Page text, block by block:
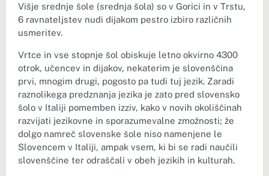
Višje srednje šole (srednja šola) so v Gorici in v Trstu,
6 ravnateljstev nudi dijakom pestro izbiro različnih
usmeritev.
Vrtce in vse stopnje šol obiskuje letno okvirno 4300
otrok, učencev in dijakov, nekaterim je slovenščina
prvi, mnogim drugi, pogosto pa tudi tuj jezik. Zaradi
raznolikega predznanja jezika je zato pred slovensko
šolo v Italiji pomemben izziv, kako v novih okoliščinah
razvijati jezikovne in sporazumevalne zmožnosti; že
dolgo namreč slovenske šole niso namenjene le
Slovencem v Italiji, ampak vsem, ki bi se radi naučili
slovenščine ter odraščali v obeh jezikih in kulturah.